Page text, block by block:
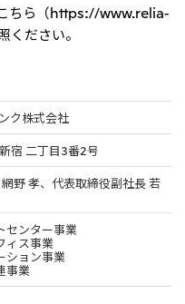
ちら（https://www.relia-
ださい。
ク株式会社
宿 二丁目3番2号
野 孝、代表取締役副社長 若
センター事業
ィス事業
ション事業
事業